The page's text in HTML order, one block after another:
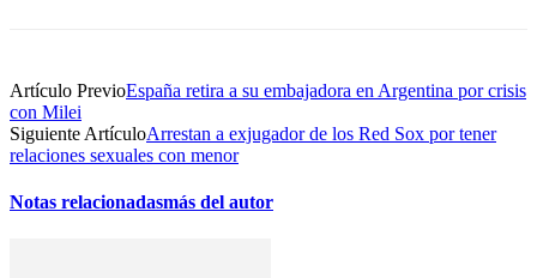
Artículo PrevioEspaña retira a su embajadora en Argentina por crisis
con Milei
Siguiente ArtículoArrestan a exjugador de los Red Sox por tener
relaciones sexuales con menor
Notas relacionadasmás del autor